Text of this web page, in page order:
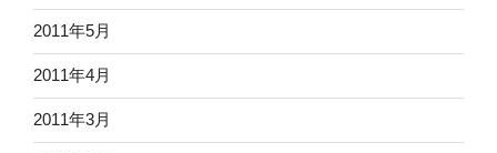
2011年5月
2011年4月
2011年3月